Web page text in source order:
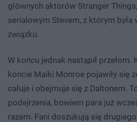
głównych aktorów Stranger
serialowym Stevem, z którym była
związku.
W końcu jednak nastąpił przełom.
koncie Maiki Monroe pojawiły się
całuje i obejmuje się z Daltonem.
podejrzenia, bowiem para już
razem. Fani doszukują się